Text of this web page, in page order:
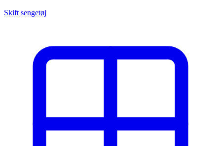
Skift sengetøj